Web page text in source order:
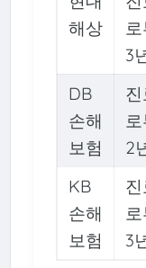
해상
로
3
DB
손해
보험
진
로
2
KB
손해
보험
진
로
3